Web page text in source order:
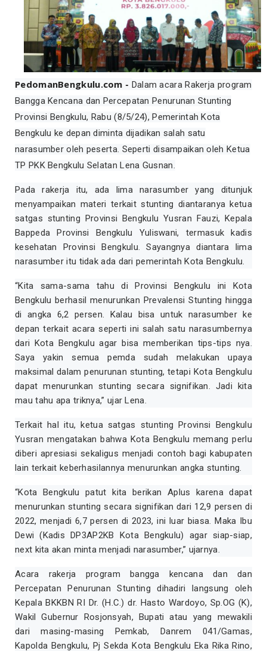
PedomanBengkulu.com - Dalam acara Rakerja program
Bangga Kencana dan Percepatan Penurunan Stunting
Provinsi Bengkulu, Rabu (8/5/24), Pemerintah Kota
Bengkulu ke depan diminta dijadikan salah satu
narasumber oleh peserta. Seperti disampaikan oleh Ketua
TP PKK Bengkulu Selatan Lena Gusnan.
Pada rakerja itu, ada lima narasumber yang ditunjuk
menyampaikan materi terkait stunting diantaranya ketua
satgas stunting Provinsi Bengkulu Yusran Fauzi, Kepala
Bappeda Provinsi Bengkulu Yuliswani, termasuk kadis
kesehatan Provinsi Bengkulu. Sayangnya diantara lima
narasumber itu tidak ada dari pemerintah Kota Bengkulu.
“Kita sama-sama tahu di Provinsi Bengkulu ini Kota
Bengkulu berhasil menurunkan Prevalensi Stunting hingga
di angka 6,2 persen. Kalau bisa untuk narasumber ke
depan terkait acara seperti ini salah satu narasumbernya
dari Kota Bengkulu agar bisa memberikan tips-tips nya.
Saya yakin semua pemda sudah melakukan upaya
maksimal dalam penurunan stunting, tetapi Kota Bengkulu
dapat menurunkan stunting secara signifikan. Jadi kita
mau tahu apa triknya,” ujar Lena.
Terkait hal itu, ketua satgas stunting Provinsi Bengkulu
Yusran mengatakan bahwa Kota Bengkulu memang perlu
diberi apresiasi sekaligus menjadi contoh bagi kabupaten
lain terkait keberhasilannya menurunkan angka stunting.
“Kota Bengkulu patut kita berikan Aplus karena dapat
menurunkan stunting secara signifikan dari 12,9 persen di
2022, menjadi 6,7 persen di 2023, ini luar biasa. Maka Ibu
Dewi (Kadis DP3AP2KB Kota Bengkulu) agar siap-siap,
next kita akan minta menjadi narasumber,” ujarnya.
Acara rakerja program bangga kencana dan dan
Percepatan Penurunan Stunting dihadiri langsung oleh
Kepala BKKBN RI Dr. (H.C.) dr. Hasto Wardoyo, Sp.OG (K),
Wakil Gubernur Rosjonsyah, Bupati atau yang mewakili
dari masing-masing Pemkab, Danrem 041/Gamas,
Kapolda Bengkulu, Pj Sekda Kota Bengkulu Eka Rika Rino,